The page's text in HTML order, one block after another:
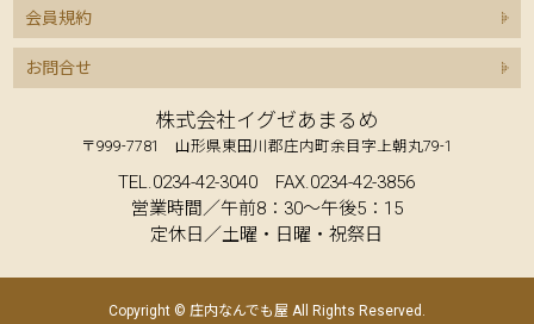
会員規約
お問合せ
株式会社イグゼあまるめ
〒999-7781 山形県東田川郡庄内町余目字上朝丸79-1
TEL.0234-42-3040 FAX.0234-42-3856
営業時間／午前8：30～午後5：15
定休日／土曜・日曜・祝祭日
Copyright © 庄内なんでも屋 All Rights Reserved.